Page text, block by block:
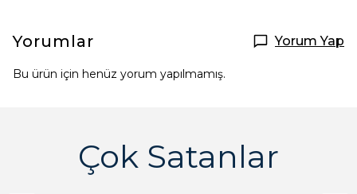
Yorumlar Yorum Yap
Bu ürün için henüz yorum yapılmamış.
Çok Satanlar